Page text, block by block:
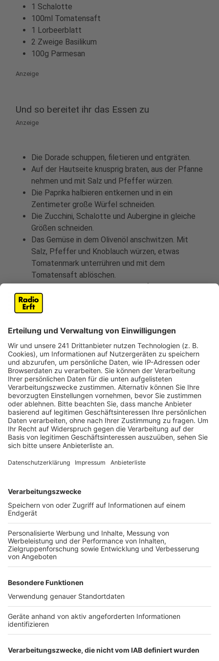
1 Schalotte
100ml Tomatensaft
1 Lorbeerblatt
2 Zweige Basilikum
100g Parmesan
Anzeige
Und so bereitet ihr das Essen zu
Anzeige
Die Dorade schuppen, filetieren und entgräten.
Auf der Hautseite knusprig braten, aus der Pfanne
nehmen und mit Salz und Pfeffer würzen.
Die Paprika halbieren entkernen und in ein
Zentimeter große Würfel schneiden.
Die Zucchini, Schalotte und Aubergine in gleiche
Größen schneiden.
Das Gemüse in dem Olivenöl anschwitzen. Mit
Salz, Pfeffer und Knoblauch würzen, etwas
Tomatenmark unterrühren und mit dem
Tomatensaft ablöschen.
Knackig garen, bis die Flüssigkeit fast ganz
reduziert ist. Den Basilikum klein schneiden und
dazugeben.
geriebenen Parmesan dazugeben und bei
Oberhitze gratinieren.
Anzeige
Das ist der Kitchen Club by Nelson Müller
Anzeige
Bei euch läuft das Radio in der Küche, bei uns die
Küche im Radio. Starkoch Nelson Müller lädt uns
Nachkochen oder Nachkochen lassen. Nelson nimmt
uns mit in seine Küche und weiht uns in die
Geheimnisse eines bekannten Profikochs ein. Der
Kitchen Club by Nelson Müller ist etwas für alle
Gourmets und Gourmüsen. Für alle von euch, die
wissen, dass Kardamom ein Gewürz ist und kein
Ersatzteil fürs Auto. Das ist "Foodtainment" der
Extraklasse. Feinste Küche, die man überall genießen
oder wie Nelson es sagt: "Macht nix, wenn's
schmeckt!"
Nelson Müller live erleben? Hier gibt esInfos zu den